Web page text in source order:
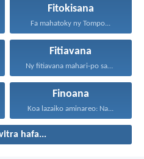
Fitokisana
Fa mahatoky ny Tompo...
Fitiavana
Ny fitiavana mahari-po sady...
Finoana
Koa lazaiko aminareo: Na...
hafa...